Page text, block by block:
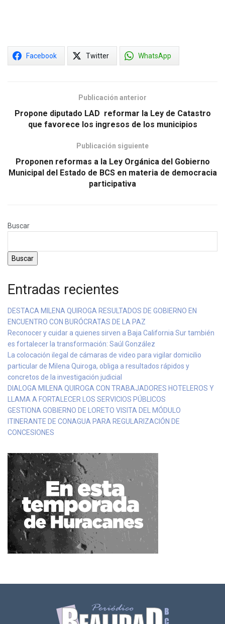
Facebook Twitter WhatsApp
Publicación anterior
Propone diputado LAD reformar la Ley de Catastro
que favorece los ingresos de los municipios
Publicación siguiente
Proponen reformas a la Ley Orgánica del Gobierno
Municipal del Estado de BCS en materia de democracia
participativa
Buscar
Buscar
Entradas recientes
DESTACA MILENA QUIROGA RESULTADOS DE GOBIERNO EN
ENCUENTRO CON BURÓCRATAS DE LA PAZ
Reconocer y cuidar a quienes sirven a Baja California Sur también
es fortalecer la transformación: Saúl González
La colocación ilegal de cámaras de video para vigilar domicilio
particular de Milena Quiroga, obliga a resultados rápidos y
concretos de la investigación judicial
DIALOGA MILENA QUIROGA CON TRABAJADORES HOTELEROS Y
LLAMA A FORTALECER LOS SERVICIOS PÚBLICOS
GESTIONA GOBIERNO DE LORETO VISITA DEL MÓDULO
ITINERANTE DE CONAGUA PARA REGULARIZACIÓN DE
CONCESIONES